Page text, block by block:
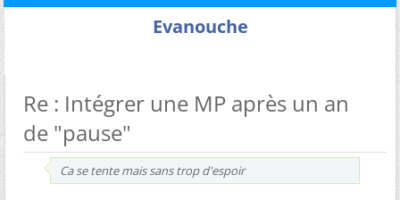
Evanouche
Re : Intégrer une MP après un an
de "pause"
Ca se tente mais sans trop d'espoir